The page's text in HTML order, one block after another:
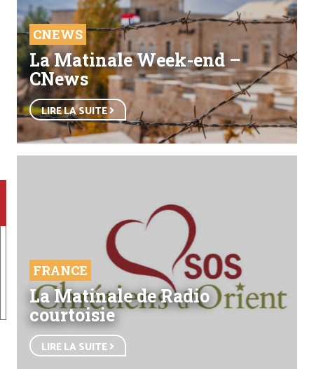
CNEWS
La Matinale Week-end –
CNews
LIRE LA SUITE
FRANCE
La Matinale de Radio
courtoisie
LIRE LA SUITE